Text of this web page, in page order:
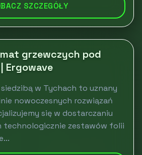
SZCZEGÓŁY
grzewczych pod
Ergowave
siedzibą w Tychach to uznany
nowoczesnych rozwiązań
się w dostarczaniu
technologicznie zestawów folii